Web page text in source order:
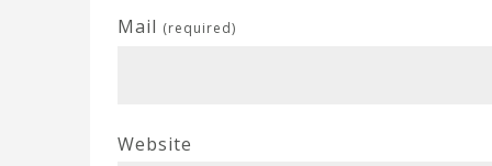
Mail (required)
Website